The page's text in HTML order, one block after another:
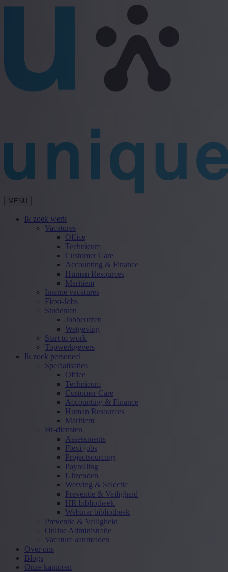
MENU
Ik zoek werk
Vacatures
Office
Technicum
Customer Care
Accounting & Finance
Human Resources
Maritiem
Interne vacatures
Flexi-Jobs
Studenten
Jobbeurzen
Wetgeving
Start to work
Topwerkgevers
Ik zoek personeel
Specialisaties
Office
Technicum
Customer Care
Accounting & Finance
Human Resources
Maritiem
Hr-diensten
Assessments
Flexi-jobs
Projectsourcing
Payrolling
Uitzenden
Werving & Selectie
Preventie & Veiligheid
HR bibliotheek
Webinar bibliotheek
Preventie & Veiligheid
Online Administratie
Vacature aanmelden
Over ons
Blogs
Onze kantoren